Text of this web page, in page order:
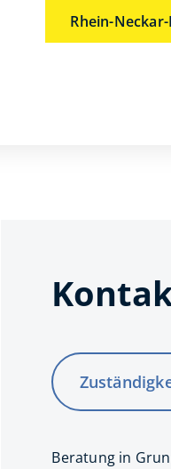
Rhein-
Beratung in